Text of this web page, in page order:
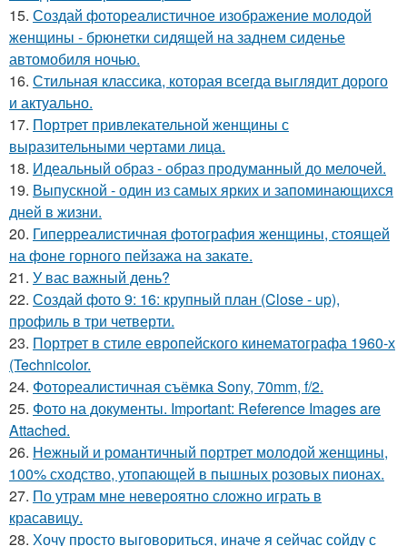
15. Создай фотореалистичное изображение молодой
женщины - брюнетки сидящей на заднем сиденье
автомобиля ночью.
16. Стильная классика, которая всегда выглядит дорого
и актуально.
17. Портрет привлекательной женщины с
выразительными чертами лица.
18. Идеальный образ - образ продуманный до мелочей.
19. Выпускной - один из самых ярких и запоминающихся
дней в жизни.
20. Гиперреалистичная фотография женщины, стоящей
на фоне горного пейзажа на закате.
21. У вас важный день?
22. Создай фото 9: 16: крупный план (Close - up),
профиль в три четверти.
23. Портрет в стиле европейского кинематографа 1960-х
(Technicolor.
24. Фотореалистичная съёмка Sony, 70mm, f/2.
25. Фото на документы. Important: Reference Images are
Attached.
26. Нежный и романтичный портрет молодой женщины,
100% сходство, утопающей в пышных розовых пионах.
27. По утрам мне невероятно сложно играть в
красавицу.
28. Хочу просто выговориться, иначе я сейчас сойду с